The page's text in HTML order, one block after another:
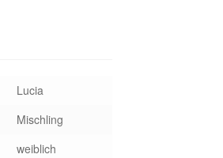
Lucia
Mischling
weiblich